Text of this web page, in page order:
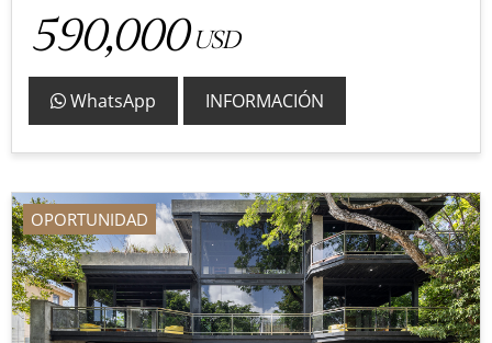
590,000 USD
WhatsApp INFORMACIÓN
OPORTUNIDAD